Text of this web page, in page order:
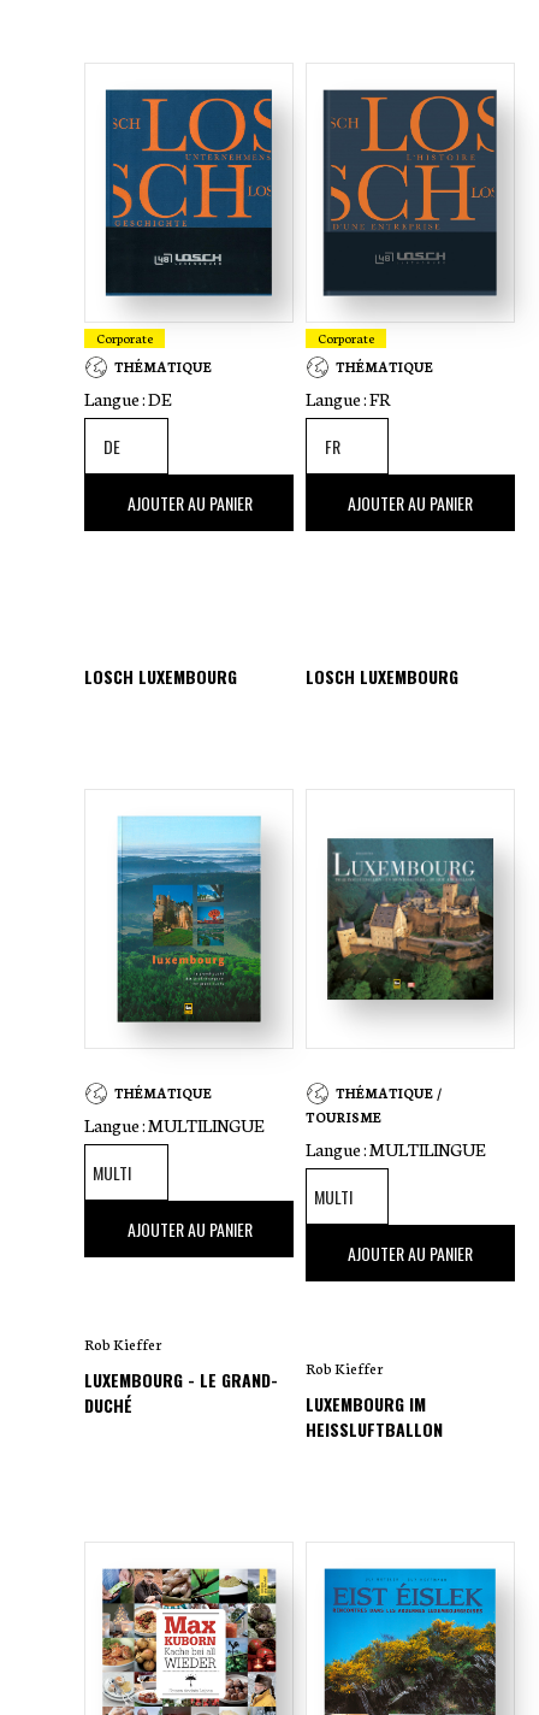
Corporate
THÉMATIQUE
Langue :DE
,00 €
AJOUTER AU PANIER
LOSCH LUXEMBOURG
Corporate
THÉMATIQUE
Langue :FR
,00 €
AJOUTER AU PANIER
LOSCH LUXEMBOURG
THÉMATIQUE
Langue :MULTILINGUE
,00 €AJOUTER AU PANIER
Rob Kieffer
LUXEMBOURG - LE GRAND-
DUCHÉ
THÉMATIQUE /
TOURISME
Langue :MULTILINGUE
,00 €
AJOUTER AU PANIER
Rob Kieffer
LUXEMBOURG IM
HEISSLUFTBALLON